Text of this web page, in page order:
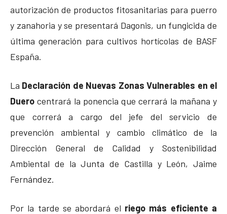
autorización de productos fitosanitarias para puerro
y zanahoria y se presentará Dagonis, un fungicida de
última generación para cultivos hortícolas de BASF
España.
La Declaración de Nuevas Zonas Vulnerables en el
Duero centrará la ponencia que cerrará la mañana y
que correrá a cargo del jefe del servicio de
prevención ambiental y cambio climático de la
Dirección General de Calidad y Sostenibilidad
Ambiental de la Junta de Castilla y León, Jaime
Fernández.
Por la tarde se abordará el riego más eficiente a